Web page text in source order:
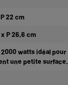
22 cm
P 26,6 cm
watts idéal pour
une petite surface.